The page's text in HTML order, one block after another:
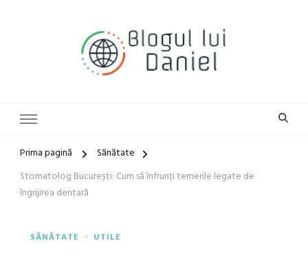
Prima pagină
Sănătate
Stomatolog București: Cum să înfrunți temerile legate de
îngrijirea dentară
SĂNĂTATE UTILE